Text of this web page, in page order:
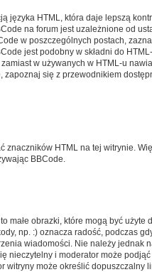
języka HTML, która daje lepszą
na forum jest uzależnione od
w poszczególnych postach,
jest podobny w składni do
w używanych w HTML-u
zapoznaj się z przewodnikiem
znaczników HTML na tej witrynie.
BBCode.
małe obrazki, które mogą być
np. :) oznacza radość, podczas
wiadomości. Nie należy jednak
nieczytelny i moderator może
witryny może określić dopuszczalny